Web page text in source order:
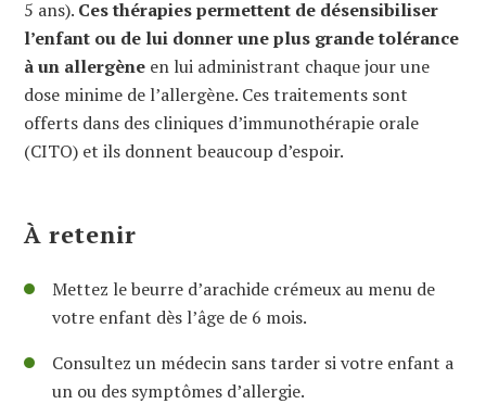
5 ans). Ces thérapies permettent de désensibiliser
l’enfant ou de lui donner une plus grande tolérance
à un allergène en lui administrant chaque jour une
dose minime de l’allergène. Ces traitements sont
offerts dans des cliniques d’immunothérapie orale
(CITO) et ils donnent beaucoup d’espoir.
À retenir
Mettez le beurre d’arachide crémeux au menu de
votre enfant dès l’âge de 6 mois.
Consultez un médecin sans tarder si votre enfant a
un ou des symptômes d’allergie.